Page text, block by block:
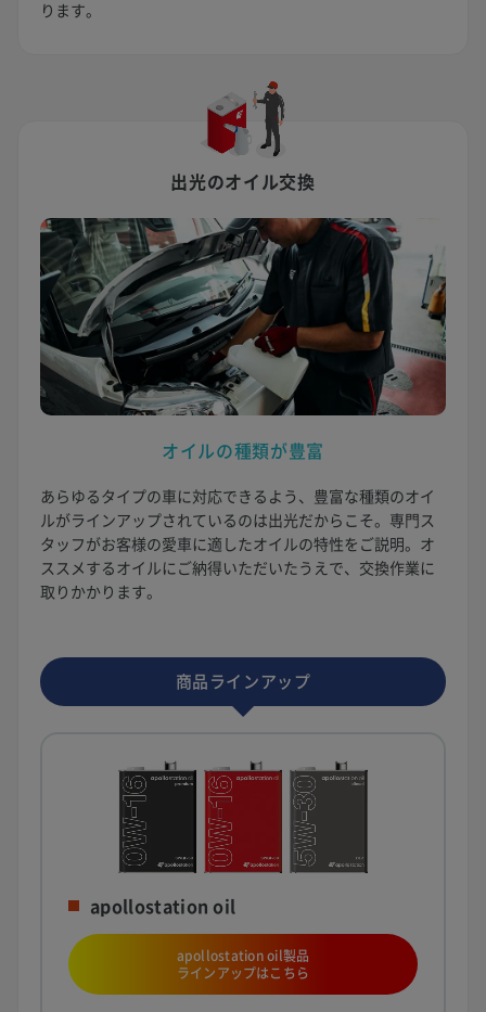
ります。
出光のオイル交換
オイルの種類が豊富
あらゆるタイプの車に対応できるよう、豊富な種類のオイ
ルがラインアップされているのは出光だからこそ。専門ス
タッフがお客様の愛車に適したオイルの特性をご説明。オ
ススメするオイルにご納得いただいたうえで、交換作業に
取りかかります。
商品ラインアップ
apollostation oil
apollostation oil製品
ラインアップはこちら